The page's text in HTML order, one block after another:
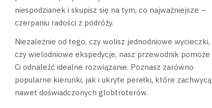
niespodzianek i skupisz się na tym, co najważniejsze –
czerpaniu radości z podróży.
Niezależnie od tego, czy wolisz jednodniowe wycieczki,
czy wielodniowe ekspedycje, nasz przewodnik pomoże
Ci odnaleźć idealne rozwiązanie. Poznasz zarówno
popularne kierunki, jak i ukryte perełki, które zachwycą
nawet doświadczonych globtroterów.